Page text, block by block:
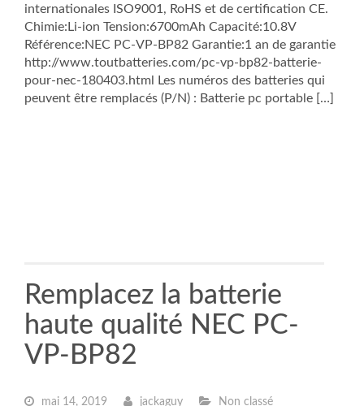
internationales ISO9001, RoHS et de certification CE.
Chimie:Li-ion Tension:6700mAh Capacité:10.8V
Référence:NEC PC-VP-BP82 Garantie:1 an de garantie
http://www.toutbatteries.com/pc-vp-bp82-batterie-
pour-nec-180403.html Les numéros des batteries qui
peuvent être remplacés (P/N) : Batterie pc portable […]
Remplacez la batterie
haute qualité NEC PC-
VP-BP82
mai 14, 2019 jackaguy Non classé